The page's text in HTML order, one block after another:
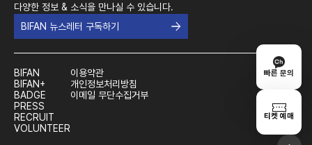
빠른 문의
티켓 예매
다양한 정보 & 소식을 만나실 수 있습니다.
BIFAN 뉴스레터 구독하기
BIFAN
BIFAN+
BADGE
PRESS
RECRUIT
VOLUNTEER
이용약관
개인정보처리방침
이메일 무단수집거부